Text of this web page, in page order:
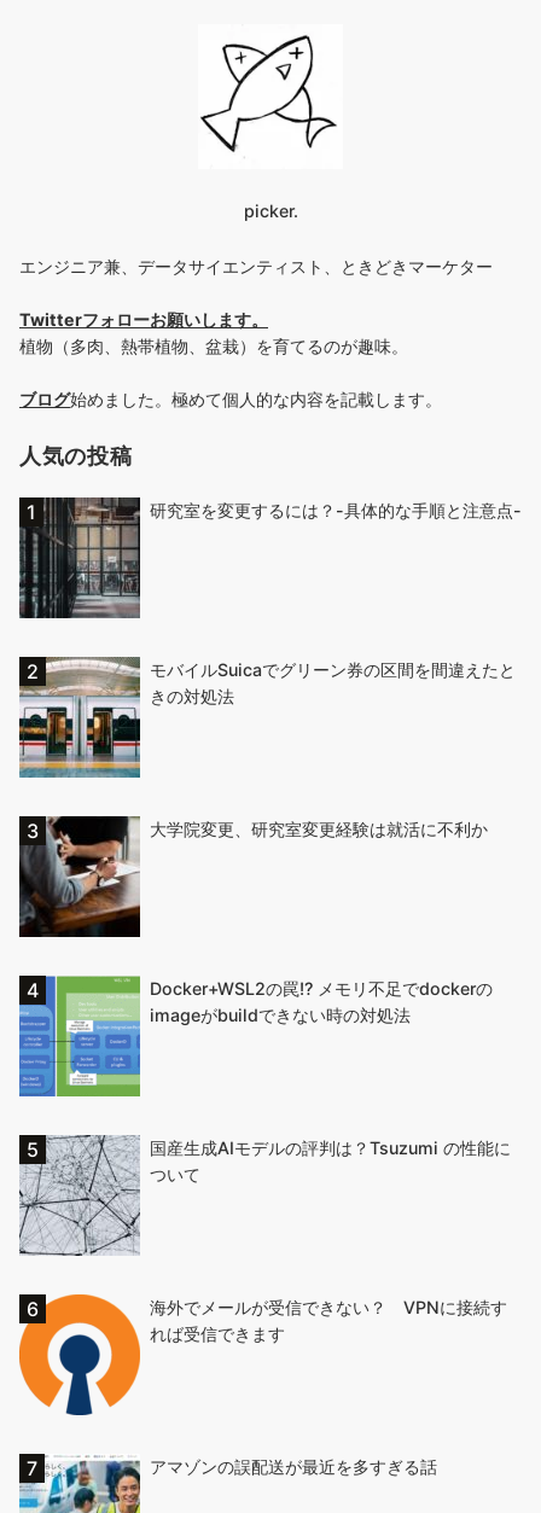
picker.
エンジニア兼、データサイエンティスト、ときどきマーケター
Twitterフォローお願いします。
植物（多肉、熱帯植物、盆栽）を育てるのが趣味。
ブログ始めました。極めて個人的な内容を記載します。
人気の投稿
研究室を変更するには？-具体的な手順と注意点-
モバイルSuicaでグリーン券の区間を間違えたと
きの対処法
大学院変更、研究室変更経験は就活に不利か
Docker+WSL2の罠!? メモリ不足でdockerの
imageがbuildできない時の対処法
国産生成AIモデルの評判は？Tsuzumi の性能に
ついて
海外でメールが受信できない？ VPNに接続す
れば受信できます
アマゾンの誤配送が最近を多すぎる話